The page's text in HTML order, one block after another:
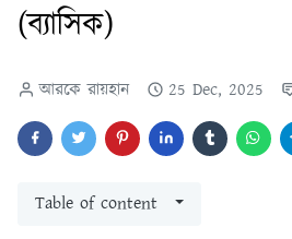
(ব্যাসিক)
আরকে রায়হান 25 Dec, 2025
Table of content